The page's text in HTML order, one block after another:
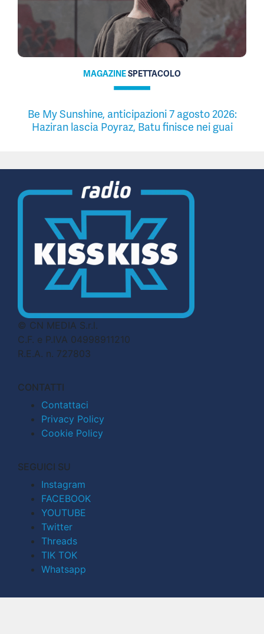
MAGAZINESPETTACOLO
Be My Sunshine, anticipazioni 7 agosto 2026:
Haziran lascia Poyraz, Batu finisce nei guai
© CN MEDIA S.r.l.
C.F. e P.IVA 04998911210
R.E.A. n. 727803
CONTATTI
Contattaci
Privacy Policy
Cookie Policy
SEGUICI SU
Instagram
FACEBOOK
YOUTUBE
Twitter
Threads
TIK TOK
Whatsapp